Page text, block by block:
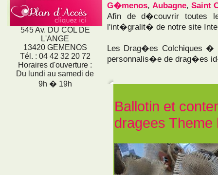
545 Av. DU COL DE
L'ANGE
13420 GEMENOS
Tél. : 04 42 32 20 72
Horaires d'ouverture :
Du lundi au samedi de
9h � 19h
G�menos, Aubagne, Saint
Afin de d�couvrir toutes
l'int�gralit� de notre site
Les Drag�es Colchiques �
personnalis�e de drag�es
Ballotin et
dragees Theme